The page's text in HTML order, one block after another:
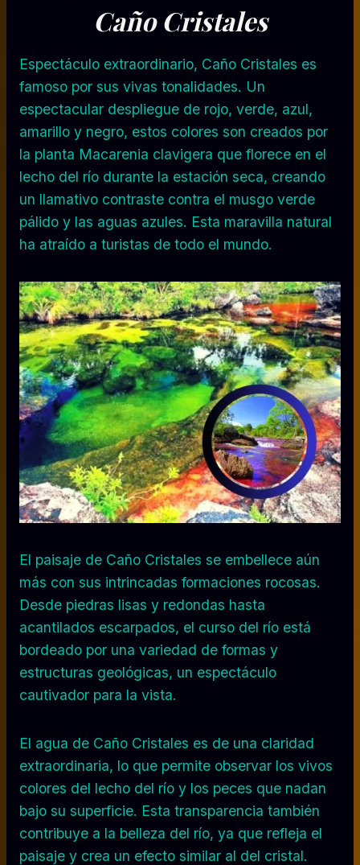
Caño Cristales
Espectáculo extraordinario, Caño Cristales es
famoso por sus vivas tonalidades. Un
espectacular despliegue de rojo, verde, azul,
amarillo y negro, estos colores son creados por
la planta Macarenia clavigera que florece en el
lecho del río durante la estación seca, creando
un llamativo contraste contra el musgo verde
pálido y las aguas azules. Esta maravilla natural
ha atraído a turistas de todo el mundo.
El paisaje de Caño Cristales se embellece aún
más con sus intrincadas formaciones rocosas.
Desde piedras lisas y redondas hasta
acantilados escarpados, el curso del río está
bordeado por una variedad de formas y
estructuras geológicas, un espectáculo
cautivador para la vista.
El agua de Caño Cristales es de una claridad
extraordinaria, lo que permite observar los vivos
colores del lecho del río y los peces que nadan
bajo su superficie. Esta transparencia también
contribuye a la belleza del río, ya que refleja el
paisaje y crea un efecto similar al del cristal.